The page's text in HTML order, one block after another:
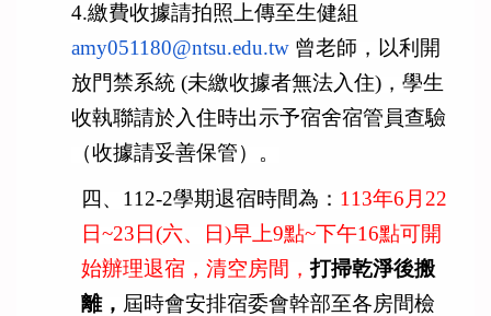
4.繳費收據請拍照上傳至生健組
amy051180@ntsu.edu.tw 曾老師，以利開
放門禁系統 (未繳收據者無法入住)， 學生
收執聯請於入住時出示予宿舍宿管員查驗
（收據請妥善保管）。
四、 112-2學期退宿時間為： 113年6月22
日~23日(六、日)早上9點~下午16點可開
始辦理退宿，清空房間，打掃乾淨後搬
離， 屆時會安排宿委會幹部至各房間檢